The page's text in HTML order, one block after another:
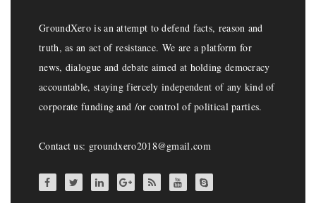
GroundXero is an attempt to defend facts, reason and
truth, as an act of resistance. We are a platform for
news, dialogue and debate aimed at holding democracy
accountable, staying fiercely independent of any kind of
corporate funding and /or control of political parties.
Contact us: groundxero2018@gmail.com